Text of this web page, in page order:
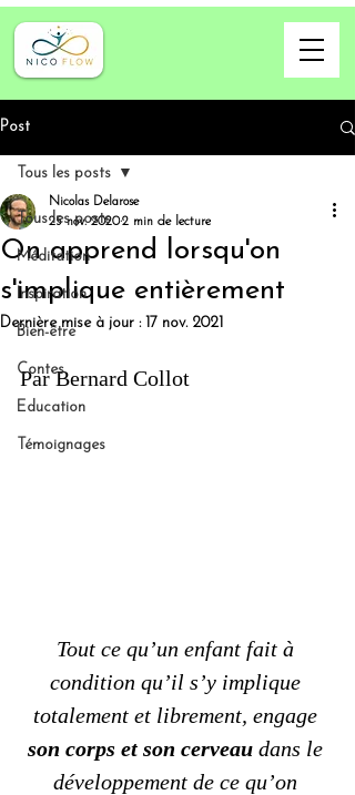
Post
Tous les posts
Méditation
Inspiration
Bien-être
Contes
Education
Témoignages
Tous les posts
On apprend lorsqu'on
s'implique entièrement
Nicolas Delarose
25 nov. 20202 min de lecture
Dernière mise à jour : 17 nov. 2021
Par Bernard Collot
Tout ce qu’un enfant fait à
condition qu’il s’y implique
totalement et librement, engage
son corps et son cerveau dans le
développement de ce qu’on